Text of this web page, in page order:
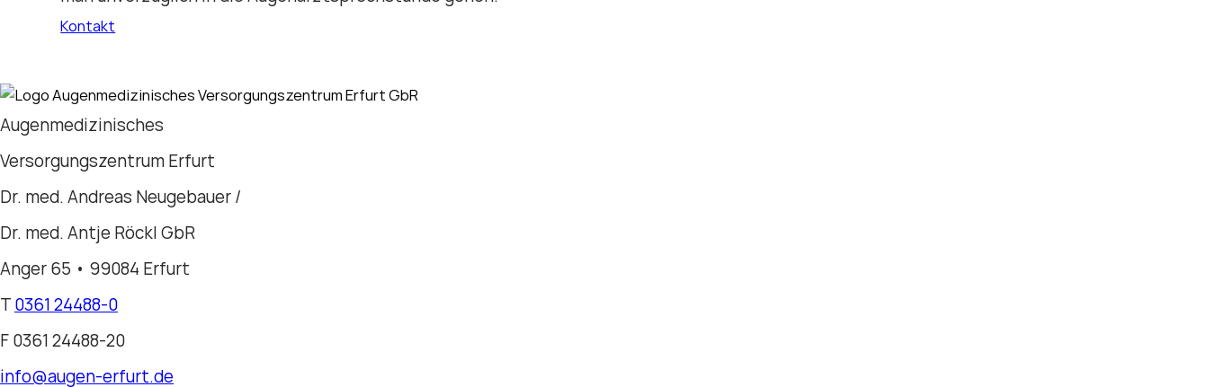
Kontakt
Augenmedizinisches
Versorgungszentrum Erfurt
Dr. med. Andreas Neugebauer /
Dr. med. Antje Röckl GbR
Anger 65 • 99084 Erfurt
T 0361 24488-0
F 0361 24488-20
info@augen-erfurt.de